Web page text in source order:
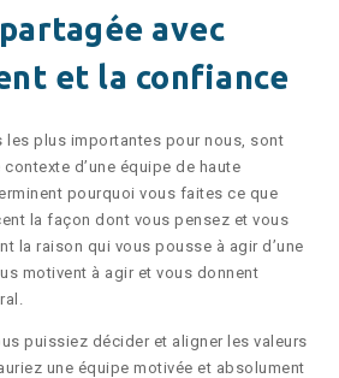
avec
et la confiance
les plus importantes pour nous, sont
d’une équipe de haute
pourquoi vous faites ce que
la façon dont vous pensez et vous
la raison qui vous pousse à agir d’une
motivent à agir et vous donnent
puissiez décider et aligner les valeurs
une équipe motivée et absolument